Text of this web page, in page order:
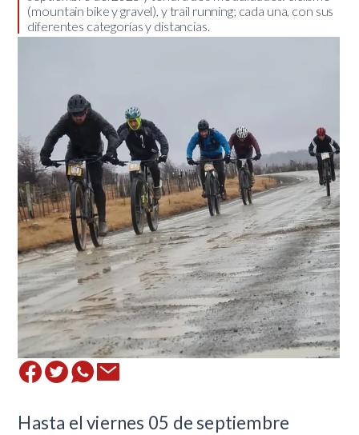
(mountain bike y gravel), y trail running; cada una, con sus
diferentes categorías y distancias.
Hasta el viernes 05 de septiembre